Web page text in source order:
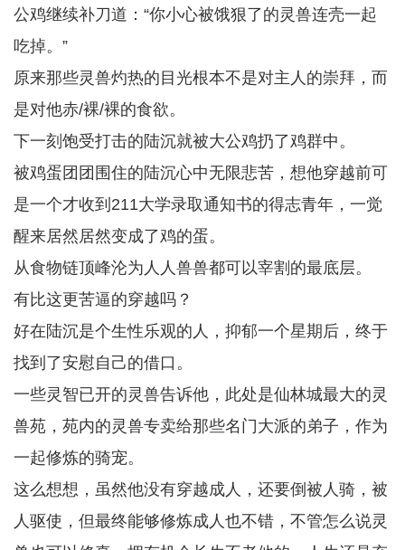
公鸡继续补刀道：“你小心被饿狠了的灵兽连壳一起
吃掉。”
原来那些灵兽灼热的目光根本不是对主人的崇拜，而
是对他赤/裸/裸的食欲。
下一刻饱受打击的陆沉就被大公鸡扔了鸡群中。
被鸡蛋团团围住的陆沉心中无限悲苦，想他穿越前可
是一个才收到211大学录取通知书的得志青年，一觉
醒来居然居然变成了鸡的蛋。
从食物链顶峰沦为人人兽兽都可以宰割的最底层。
有比这更苦逼的穿越吗？
好在陆沉是个生性乐观的人，抑郁一个星期后，终于
找到了安慰自己的借口。
一些灵智已开的灵兽告诉他，此处是仙林城最大的灵
兽苑，苑内的灵兽专卖给那些名门大派的弟子，作为
一起修炼的骑宠。
这么想想，虽然他没有穿越成人，还要倒被人骑，被
人驱使，但最终能够修炼成人也不错，不管怎么说灵